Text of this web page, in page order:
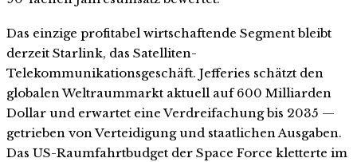
Das einzige profitabel wirtschaftende Segment bleibt
derzeit Starlink, das Satelliten-
Telekommunikationsgeschäft. Jefferies schätzt den
globalen Weltraummarkt aktuell auf 600 Milliarden
Dollar und erwartet eine Verdreifachung bis 2035 —
getrieben von Verteidigung und staatlichen Ausgaben.
Das US-Raumfahrtbudget der Space Force kletterte im